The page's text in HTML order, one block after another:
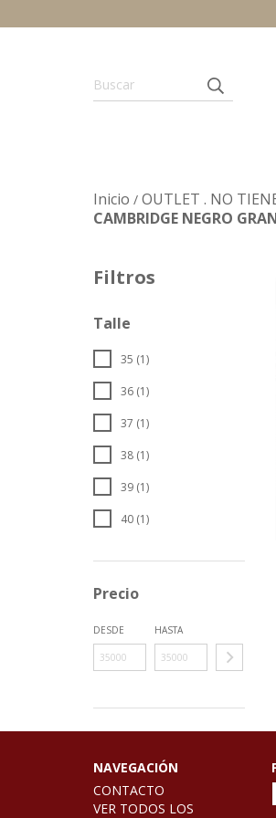
Inicio / OUTLET . NO
CAMBRIDGE NEGRO
Filtros
Talle
35 (1)
36 (1)
37 (1)
38 (1)
39 (1)
40 (1)
Precio
DESDE HASTA
NAVEGACIÓN
CONTACTO
VER TODOS LOS